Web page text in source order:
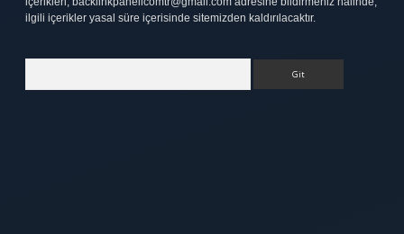
ilgili içerikler yasal süre içerisinde sitemizden kaldırılacaktır.